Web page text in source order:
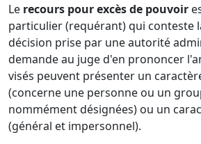
Le recours pour excès de pouvoir
particulier (requérant) qui conteste
décision prise par une autorité
demande au juge d'en prononcer
visés peuvent présenter un
(concerne une personne ou un
nommément désignées) ou un
(général et impersonnel).